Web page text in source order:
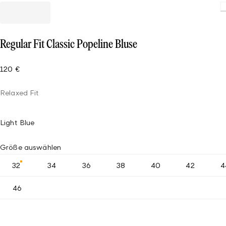
Regular Fit Classic Popeline Bluse
120 €
Relaxed Fit
Light Blue
Größe auswählen
32 34 36 38 40 42
46